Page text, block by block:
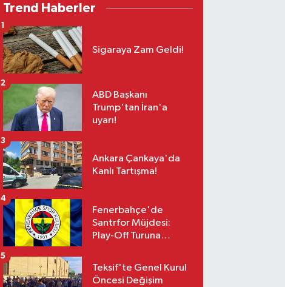
Trend Haberler
Sigaraya Zam Geldi!
1
ABD Başkanı
Trump'tan İran'a
uyarı!
2
Ankara Çankaya'da
Kanlı Tartışma!
3
Fenerbahçe'de
Santrfor Müjdesi:
Play-Off Turuna
4
Teksif'te Genel Kurul
Öncesi Değişim
5